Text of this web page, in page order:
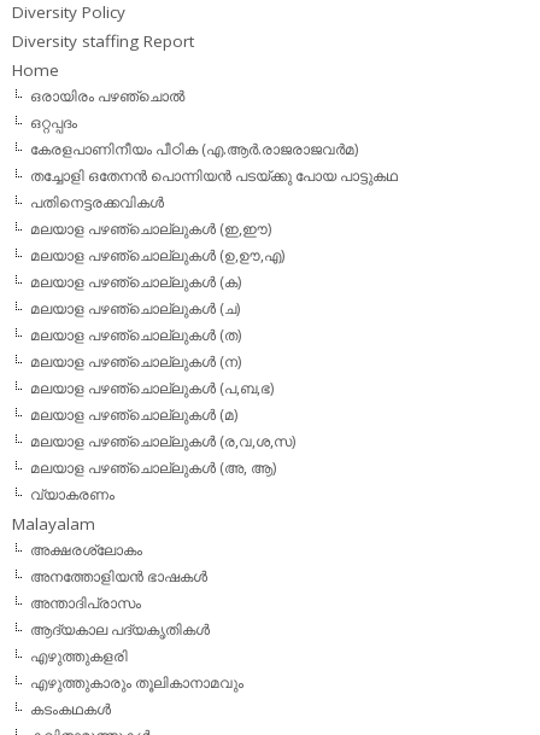
Diversity Policy
Diversity staffing Report
Home
ഒരായിരം പഴഞ്ചൊല്‍
ഒറ്റപ്പദം
കേരളപാണിനീയം പീഠിക (എ.ആര്‍.രാജരാജവര്‍മ)
തച്ചോളി ഒതേനൻ പൊന്നിയൻ പടയ്‌ക്കു പോയ പാട്ടുകഥ
പതിനെട്ടരക്കവികള്‍
മലയാള പഴഞ്ചൊല്ലുകള്‍ (ഇ,ഈ)
മലയാള പഴഞ്ചൊല്ലുകള്‍ (ഉ,ഊ,എ)
മലയാള പഴഞ്ചൊല്ലുകള്‍ (ക)
മലയാള പഴഞ്ചൊല്ലുകള്‍ (ച)
മലയാള പഴഞ്ചൊല്ലുകള്‍ (ത)
മലയാള പഴഞ്ചൊല്ലുകള്‍ (ന)
മലയാള പഴഞ്ചൊല്ലുകള്‍ (പ,ബ,ഭ)
മലയാള പഴഞ്ചൊല്ലുകള്‍ (മ)
മലയാള പഴഞ്ചൊല്ലുകള്‍ (ര,വ,ശ,സ)
മലയാള പഴഞ്ചൊല്ലുകൾ (അ, ആ)
വ്യാകരണം
Malayalam
അക്ഷരശ്ലോകം
അനത്തോളിയന്‍ ഭാഷകള്‍
അന്താദിപ്രാസം
ആദ്യകാല പദ്യകൃതികള്‍
എഴുത്തുകളരി
എഴുത്തുകാരും തൂലികാനാമവും
കടംകഥകള്‍